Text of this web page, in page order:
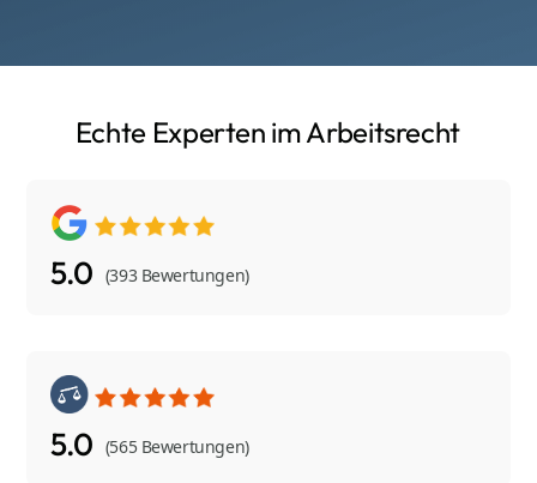
Echte Experten im Arbeitsrecht
5.0 (393 Bewertungen)
5.0 (565 Bewertungen)